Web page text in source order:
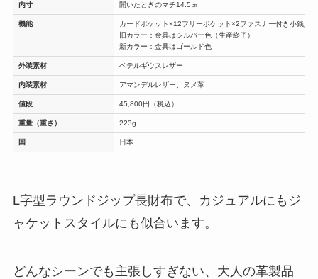
内寸 開いたときのマチ14.5㎝
機能
カードポケット×12フリーポケット×2ファスナー付き小銭入
旧カラー：金具はシルバー色（生産終了）
新カラー：金具はゴールド色
外装素材 ベテルギウスレザー
内装素材 アマンデルレザー、ヌメ革
値段 45,800円（税込）
重量（重さ） 223g
国 日本
L字型ラウンドジップ長財布で、カジュアルにもジ
ャケットスタイルにも似合います。
どんなシーンでも主張しすぎない、大人の革製品